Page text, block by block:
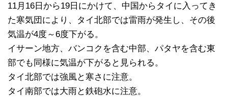
11月16日から19日にかけて、中国からタイに入ってき
た寒気団により、タイ北部では雷雨が発生し、その後
気温が4度～6度下がる。
イサーン地方、バンコクを含む中部、パタヤを含む東
部でも同様に気温が下がると見られる。
タイ北部では強風と寒さに注意。
タイ南部では大雨と鉄砲水に注意。